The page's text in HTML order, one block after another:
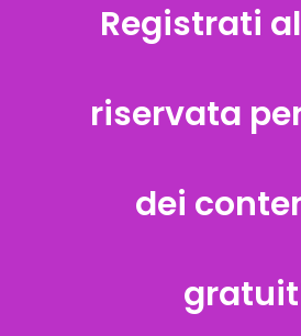
Registrati
riservata
dei